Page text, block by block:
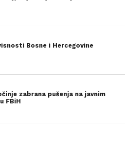
Bosne i Hercegovine
zabrana pušenja na javnim
FBiH